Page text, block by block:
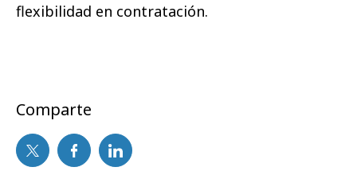
flexibilidad en contratación.
Comparte